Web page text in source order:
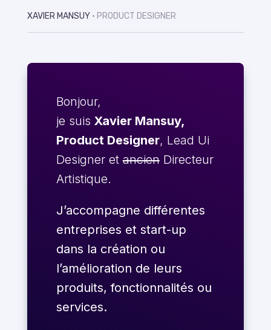
XAVIER MANSUY • PRODUCT DESIGNER
Bonjour,
je suis Xavier Mansuy,
Product Designer, Lead Ui
Designer etancienDirecteur
Artistique.
J’accompagne différentes
entreprises et start-up
dans la création ou
l’amélioration de leurs
produits, fonctionnalités ou
services.